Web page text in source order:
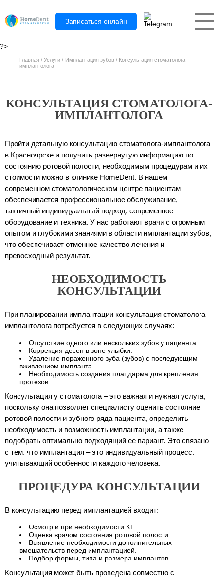
Записаться онлайн
?>
Главная Услуги Имплантация зубов
Консультация стоматолога-
имплантолога
КОНСУЛЬТАЦИЯ СТОМАТОЛОГА-
ИМПЛАНТОЛОГА
Пройти детальную консультацию стоматолога-имплантолога
в Красноярске и получить развернутую информацию по
состоянию ротовой полости, необходимым процедурам и их
стоимости можно в клинике HomeDent. В нашем
современном стоматологическом центре пациентам
обеспечивается профессиональное обслуживание,
тактичный индивидуальный подход, современное
оборудование и техника. У нас работают врачи с огромным
опытом и глубокими знаниями в области имплантации зубов,
что обеспечивает отменное качество лечения и
превосходный результат.
НЕОБХОДИМОСТЬ
КОНСУЛЬТАЦИИ
При планировании имплантации консультация стоматолога-
имплантолога потребуется в следующих случаях:
Отсутствие одного или нескольких зубов у пациента.
Коррекция десен в зоне улыбки.
Удаление пораженного зуба (зубов) с последующим
вживлением импланта.
Необходимость создания плацдарма для крепления
протезов.
Консультация у стоматолога – это важная и нужная услуга,
поскольку она позволяет специалисту оценить состояние
ротовой полости и зубного ряда пациента, определить
необходимость и возможность имплантации, а также
подобрать оптимально подходящий ее вариант. Это связано
с тем, что имплантация – это индивидуальный процесс,
учитывающий особенности каждого человека.
ПРОЦЕДУРА КОНСУЛЬТАЦИИ
В консультацию перед имплантацией входит:
Осмотр и при необходимости КТ.
Оценка врачом состояния ротовой полости.
Выявление необходимости дополнительных
вмешательств перед имплантацией.
Подбор формы, типа и размера имплантов.
Консультация может быть проведена совместно с